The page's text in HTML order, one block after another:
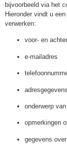
bijvoorbeeld via het
Hieronder vindt u
verwerken:
voor- en
e-mailadres
adresgegevens
onderwerp
opmerkingen
gegevens